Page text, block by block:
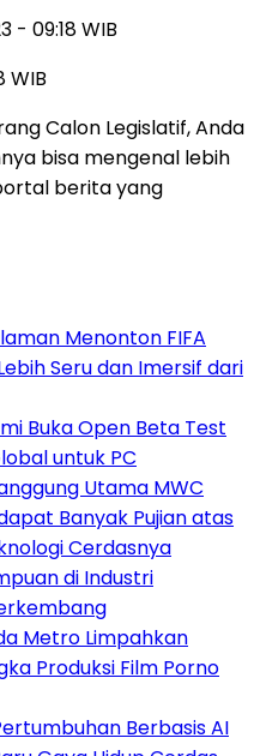
- 09:18 WIB
WIB
Calon Legislatif, Anda
bisa mengenal lebih
berita yang
Menonton FIFA
Seru dan Imersif dari
Buka Open Beta Test
untuk PC
Utama MWC
Banyak Pujian atas
Cerdasnya
di Industri
Metro Limpahkan
Produksi Film Porno
Berbasis AI